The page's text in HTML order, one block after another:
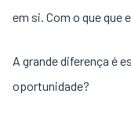
em si. Com o que que
A grande diferença é
oportunidade?